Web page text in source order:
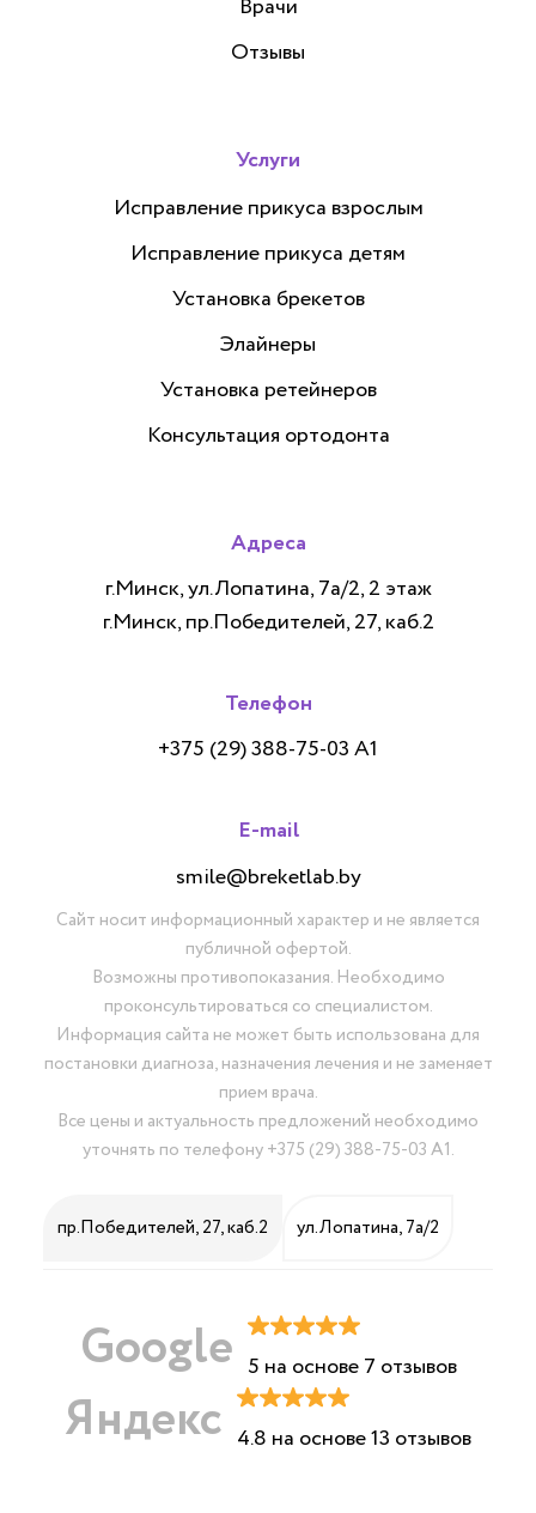
Врачи
Отзывы
Услуги
Исправление прикуса взрослым
Исправление прикуса детям
Установка брекетов
Элайнеры
Установка ретейнеров
Консультация ортодонта
Адреса
г.Минск, ул.Лопатина, 7а/2, 2 этаж
г.Минск, пр.Победителей, 27, каб.2
Телефон
+375 (29) 388-75-03 А1
E-mail
smile@breketlab.by
Сайт носит информационный характер и не является
публичной офертой.
Возможны противопоказания. Необходимо
проконсультироваться со специалистом.
Информация сайта не может быть использована для
постановки диагноза, назначения лечения и не заменяет
прием врача.
Все цены и актуальность предложений необходимо
уточнять по телефону+375 (29) 388-75-03 А1.
пр.Победителей, 27, каб.2 ул.Лопатина, 7а/2
Google 5 на основе 7 отзывов
Яндекс 4.8 на основе 13 отзывов